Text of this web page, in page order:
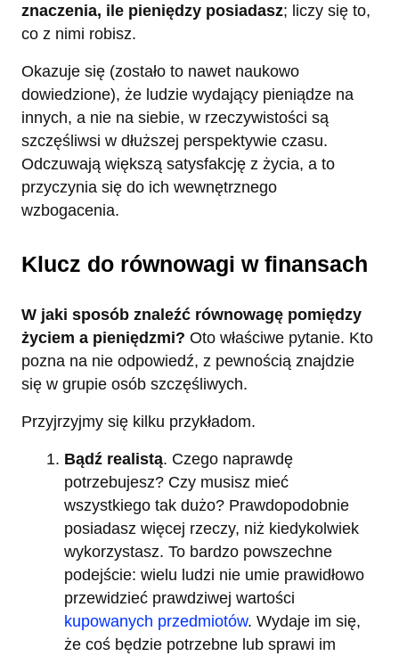
znaczenia, ile pieniędzy posiadasz; liczy się to,
co z nimi robisz.
Okazuje się (zostało to nawet naukowo
dowiedzione), że ludzie wydający pieniądze na
innych, a nie na siebie, w rzeczywistości są
szczęśliwsi w dłuższej perspektywie czasu.
Odczuwają większą satysfakcję z życia, a to
przyczynia się do ich wewnętrznego
wzbogacenia.
Klucz do równowagi w finansach
W jaki sposób znaleźć równowagę pomiędzy
życiem a pieniędzmi? Oto właściwe pytanie. Kto
pozna na nie odpowiedź, z pewnością znajdzie
się w grupie osób szczęśliwych.
Przyjrzyjmy się kilku przykładom.
Bądź realistą. Czego naprawdę
potrzebujesz? Czy musisz mieć
wszystkiego tak dużo? Prawdopodobnie
posiadasz więcej rzeczy, niż kiedykolwiek
wykorzystasz. To bardzo powszechne
podejście: wielu ludzi nie umie prawidłowo
przewidzieć prawdziwej wartości
kupowanych przedmiotów. Wydaje im się,
że coś będzie potrzebne lub sprawi im